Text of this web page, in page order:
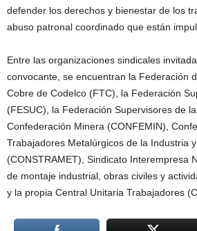
defender los derechos y bienestar de los
abuso patronal coordinado que están
Entre las organizaciones sindicales
convocante, se encuentran la Federación
Cobre de Codelco (FTC), la Federación
(FESUC), la Federación Supervisores de
Confederación Minera (CONFEMIN),
Trabajadores Metalúrgicos de la Industria
(CONSTRAMET), Sindicato Interempresa
de montaje industrial, obras civiles y
y la propia Central Unitaria Trabajadores